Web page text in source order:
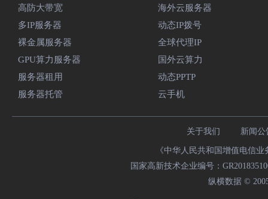
高防大带宽
多IP服务器
裸金属服务器
GPU算力服务器
服务器租用
服务器托管
海外云服务器
动态IP拨号
全球代理IP
国外云算力
动态PPTP
云手机
关于我们 新闻公
《中华人民共和国增值电信
国家高新技术企业编号：
纵横数据 ©